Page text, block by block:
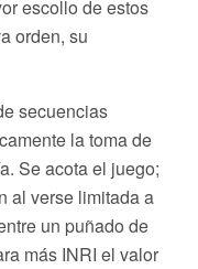
escollo de estos
orden, su
secuencias
la toma de
Se acota el juego;
al verse limitada a
un puñado de
más INRI el valor